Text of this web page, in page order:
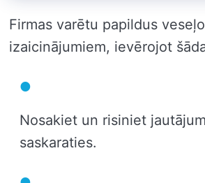
Firmas varētu papildus
izaicinājumiem, ievērojot
Nosakiet un risiniet
saskaraties.